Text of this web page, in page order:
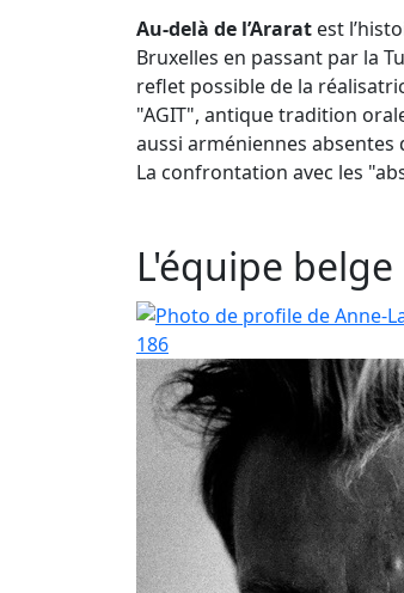
Au-delà de l’Ararat est
Bruxelles en passant par la
reflet possible de la
"AGIT", antique tradition
aussi arméniennes
La confrontation avec les
L'équipe belge
186